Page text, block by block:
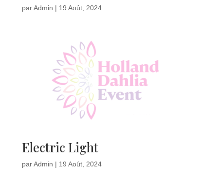
parAdmin | 19 Août, 2024
Electric Light
parAdmin | 19 Août, 2024